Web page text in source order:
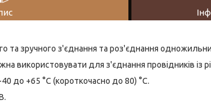
та зручного з'єднання та роз'єднання
використовувати для з'єднання провідників із
40 до +65 °С (короткочасно до 80) °С.